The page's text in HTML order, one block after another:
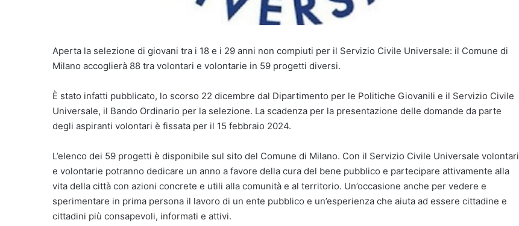
Aperta la selezione di giovani tra i 18 e i 29 anni non compiuti per il Servizio Civile Universale: il Comune di
Milano accoglierà 88 tra volontari e volontarie in 59 progetti diversi.
È stato infatti pubblicato, lo scorso 22 dicembre dal Dipartimento per le Politiche Giovanili e il Servizio Civile
Universale, il Bando Ordinario per la selezione. La scadenza per la presentazione delle domande da parte
degli aspiranti volontari è fissata per il 15 febbraio 2024.
L’elenco dei 59 progetti è disponibile sul sito del Comune di Milano. Con il Servizio Civile Universale volontari
e volontarie potranno dedicare un anno a favore della cura del bene pubblico e partecipare attivamente alla
vita della città con azioni concrete e utili alla comunità e al territorio. Un’occasione anche per vedere e
sperimentare in prima persona il lavoro di un ente pubblico e un’esperienza che aiuta ad essere cittadine e
cittadini più consapevoli, informati e attivi.